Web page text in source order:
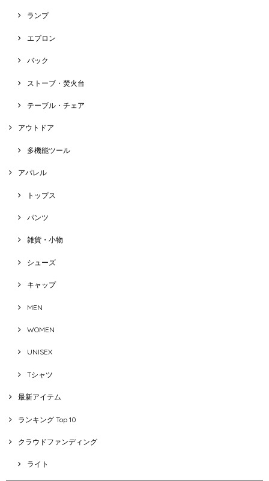
ランプ
エプロン
バック
ストーブ・焚火台
テーブル・チェア
アウトドア
多機能ツール
アパレル
トップス
パンツ
雑貨・小物
シューズ
キャップ
MEN
WOMEN
UNISEX
Tシャツ
最新アイテム
ランキング Top 10
クラウドファンディング
ライト